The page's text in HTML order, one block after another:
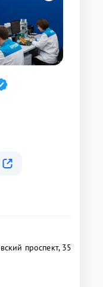
проспект, 35